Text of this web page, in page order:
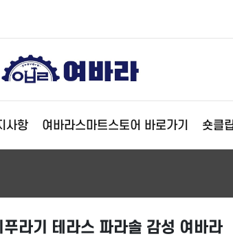
사항 여바라스마트스토어 바로가기 숏클
라기 테라스 파라솔 감성 여바라